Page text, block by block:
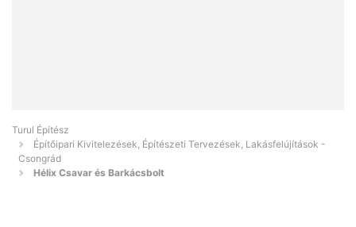
Turul Építész
Építőipari Kivitelezések, Építészeti Tervezések, Lakásfelújítások -
Csongrád
Hélix Csavar és Barkácsbolt